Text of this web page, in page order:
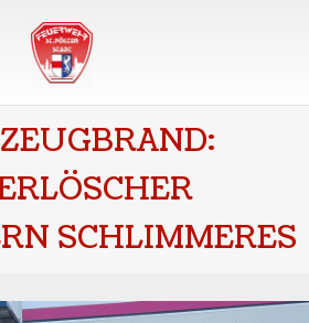
SCHLIMMERES